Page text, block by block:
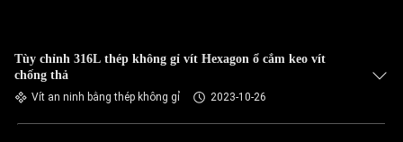
Tùy chỉnh 316L thép không gỉ vít Hexagon ổ cắm keo vít
chống thả
Vít an ninh bằng thép không gỉ 2023-10-26